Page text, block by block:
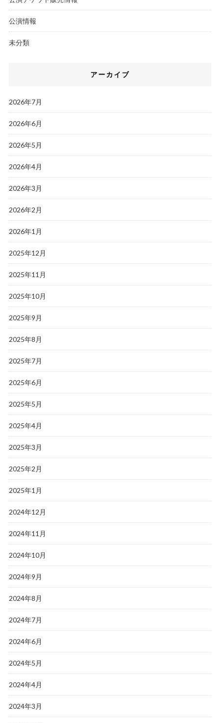
公演情報
未分類
アーカイブ
2026年7月
2026年6月
2026年5月
2026年4月
2026年3月
2026年2月
2026年1月
2025年12月
2025年11月
2025年10月
2025年9月
2025年8月
2025年7月
2025年6月
2025年5月
2025年4月
2025年3月
2025年2月
2025年1月
2024年12月
2024年11月
2024年10月
2024年9月
2024年8月
2024年7月
2024年6月
2024年5月
2024年4月
2024年3月